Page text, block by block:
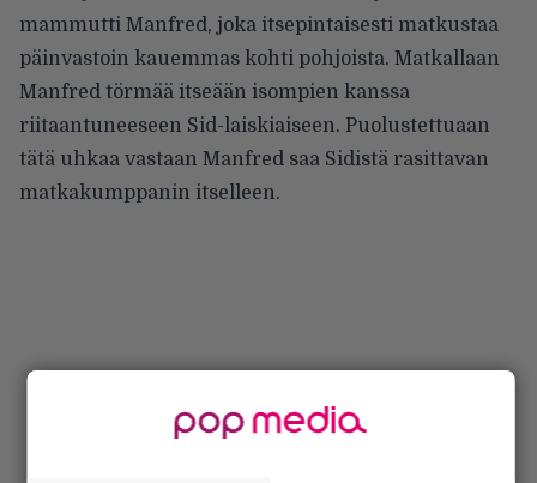
mammutti Manfred, joka itsepintaisesti matkustaa
päinvastoin kauemmas kohti pohjoista. Matkallaan
Manfred törmää itseään isompien kanssa
riitaantuneeseen Sid-laiskiaiseen. Puolustettuaan
tätä uhkaa vastaan Manfred saa Sidistä rasittavan
matkakumppanin itselleen.